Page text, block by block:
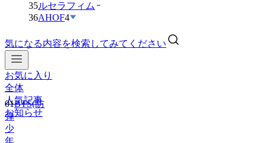
35ルセラフィム
36AHOF4
気になる内容を検索してみてください
お気に入り
全体
人気記事
お知らせ
01BTS(防
弾
少
年